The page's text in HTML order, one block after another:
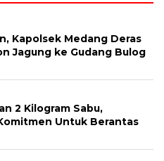
Kapolsek Medang Deras
Jagung ke Gudang Bulog
2 Kilogram Sabu,
Untuk Berantas